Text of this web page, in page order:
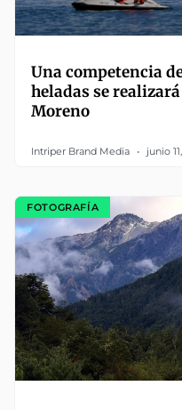
Una competencia
heladas se
Moreno
Intriper Brand Media junio
FOTOGRAFÍA